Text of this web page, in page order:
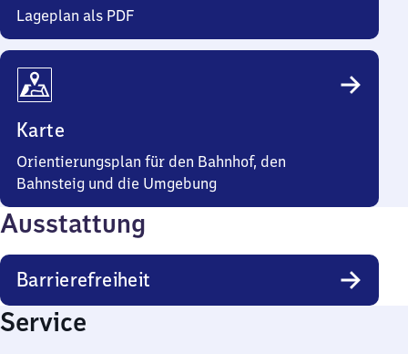
Lageplan als PDF
Karte
Orientierungsplan für den Bahnhof, den
Bahnsteig und die Umgebung
Ausstattung
Barrierefreiheit
Service